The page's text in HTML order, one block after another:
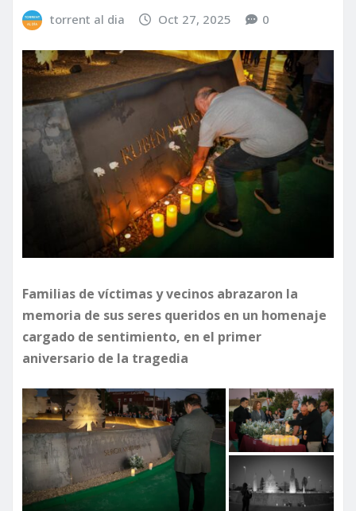
torrent al dia Oct 27, 2025 0
Familias de víctimas y vecinos abrazaron la
memoria de sus seres queridos en un homenaje
cargado de sentimiento, en el primer
aniversario de la tragedia